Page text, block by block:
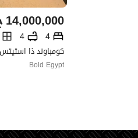
14,000,000
4
4
كومباوند ذا
Bold Egypt